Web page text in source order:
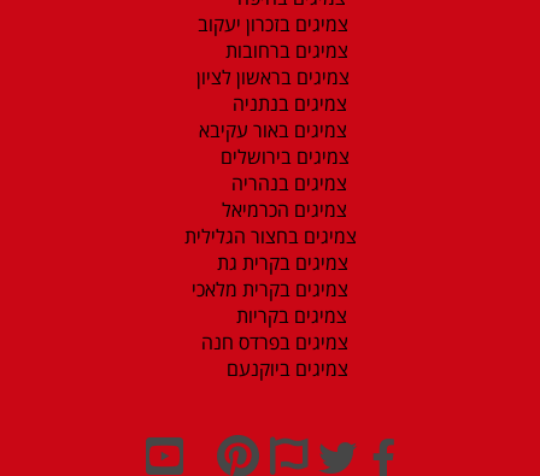
צמיגים בזכרון יעקוב
צמיגים ברחובות
צמיגים בראשון לציון
צמיגים בנתניה
צמיגים באור עקיבא
צמיגים בירושלים
צמיגים בנהריה
צמיגים הכרמיאל
צמיגים בחצור הגלילית
צמיגים בקרית גת
צמיגים בקרית מלאכי
צמיגים בקריות
צמיגים בפרדס חנה
צמיגים ביוקנעם